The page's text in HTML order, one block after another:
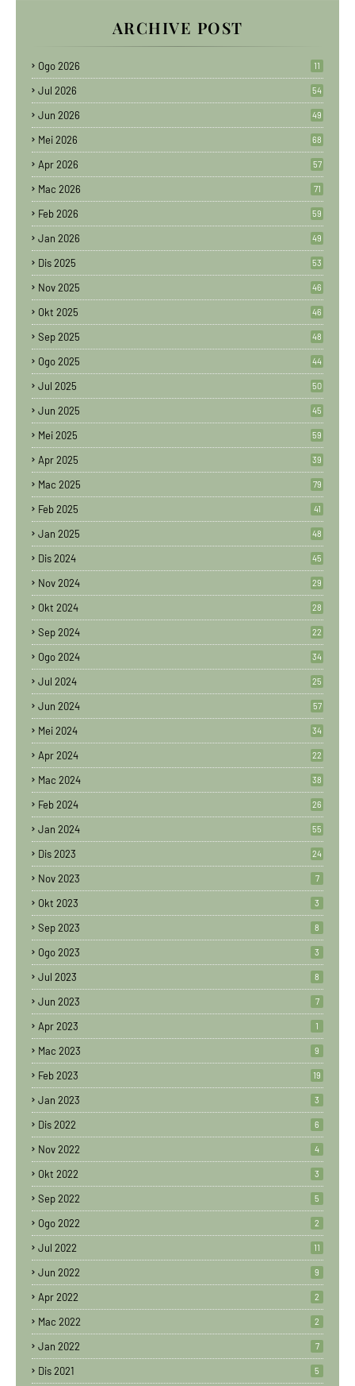
ARCHIVE POST
Ogo 2026 11
Jul 2026 54
Jun 2026 49
Mei 2026 68
Apr 2026 57
Mac 2026 71
Feb 2026 59
Jan 2026 49
Dis 2025 53
Nov 2025 46
Okt 2025 46
Sep 2025 48
Ogo 2025 44
Jul 2025 50
Jun 2025 45
Mei 2025 59
Apr 2025 39
Mac 2025 79
Feb 2025 41
Jan 2025 48
Dis 2024 45
Nov 2024 29
Okt 2024 28
Sep 2024 22
Ogo 2024 34
Jul 2024 25
Jun 2024 57
Mei 2024 34
Apr 2024 22
Mac 2024 38
Feb 2024 26
Jan 2024 55
Dis 2023 24
Nov 2023 7
Okt 2023 3
Sep 2023 8
Ogo 2023 3
Jul 2023 8
Jun 2023 7
Apr 2023 1
Mac 2023 9
Feb 2023 19
Jan 2023 3
Dis 2022 6
Nov 2022 4
Okt 2022 3
Sep 2022 5
Ogo 2022 2
Jul 2022 11
Jun 2022 9
Apr 2022 2
Mac 2022 2
Jan 2022 7
Dis 2021 5